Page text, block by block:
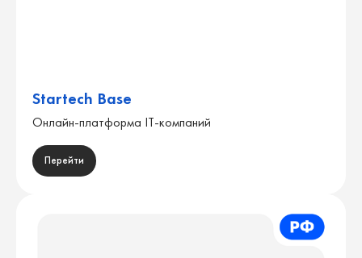
Startech Base
Онлайн-платформа IT-компаний
Перейти